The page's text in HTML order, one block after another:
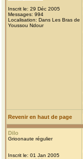
Inscrit le: 29 Déc 2005
Messages: 994
Localisation: Dans Les Bras de
Youssou Ndour
Revenir en haut de page
Dilo
Grioonaute régulier
Inscrit le: 01 Jan 2005